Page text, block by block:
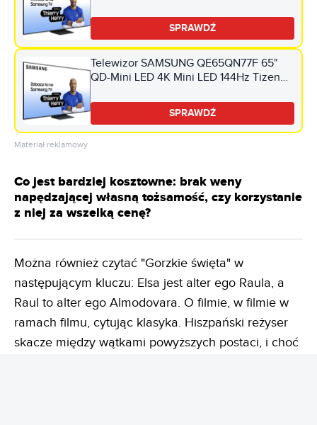
SPRAWDŹ
Telewizor SAMSUNG QE65QN77F 65"
QD-Mini LED 4K Mini LED 144Hz Tizen
SPRAWDŹ
Materiał reklamowy
Co jest bardziej kosztowne: brak weny
napędzającej własną tożsamość, czy korzystanie
z niej za wszelką cenę?
Można również czytać "Gorzkie święta" w
następującym kluczu: Elsa jest alter ego Raula, a
Raul to alter ego Almodovara. O filmie, w filmie w
ramach filmu, cytując klasyka. Hiszpański reżyser
skacze między wątkami powyższych postaci, i choć